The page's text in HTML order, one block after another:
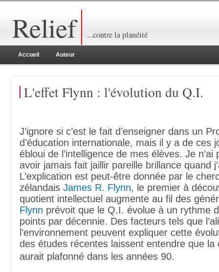
Relief ...contre la planéité
Accueil Auteur
L'effet Flynn : l'évolution du Q.I.
J’ignore si c’est le fait d’enseigner dans un
d’éducation internationale, mais il y a de ces
ébloui de l’intelligence de mes élèves. Je n’ai
avoir jamais fait jaillir pareille brillance quand
L’explication est peut-être donnée par le
zélandais James R. Flynn, le premier à
quotient intellectuel augmente au fil des
Flynn prévoit que le Q.I. évolue à un rythme
points par décennie. Des facteurs tels que
l’environnement peuvent expliquer cette
des études récentes laissent entendre que la
aurait plafonné dans les années 90.